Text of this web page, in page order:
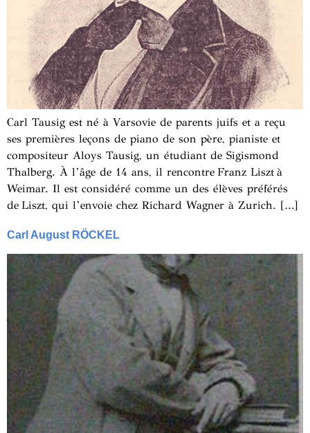
Carl Tausig est né à Varsovie de parents juifs et a reçu
ses premières leçons de piano de son père, pianiste et
compositeur Aloys Tausig, un étudiant de Sigismond
Thalberg. À l’âge de 14 ans, il rencontre Franz Liszt à
Weimar. Il est considéré comme un des élèves préférés
de Liszt, qui l’envoie chez Richard Wagner à Zurich. […]
Carl August RÖCKEL